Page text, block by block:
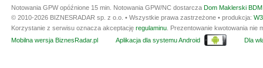
Notowania GPW opóźnione 15 min. Notowania GPW/NC dostarcza Dom Maklerski
© 2010-2026 BIZNESRADAR sp. z o.o. • Wszystkie prawa zastrzeżone • produkcja:
Korzystanie z serwisu oznacza akceptację regulaminu . Prezentowanie kwotowania
Mobilna wersja BiznesRadar.pl
Aplikacja dla systemu Android Dla